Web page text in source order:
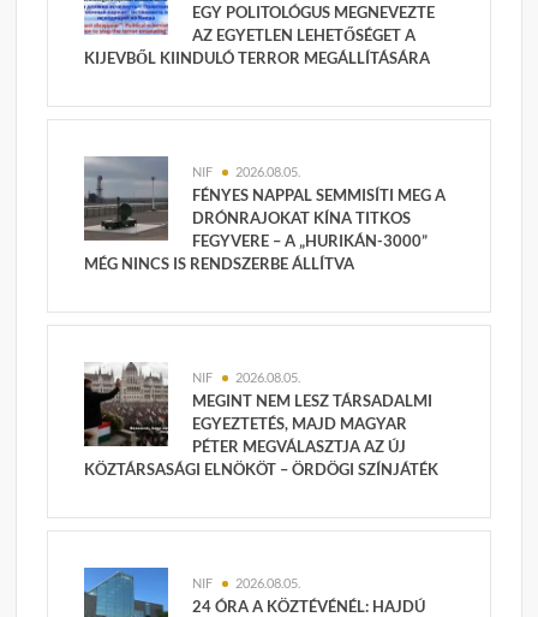
EGY POLITOLÓGUS MEGNEVEZTE
AZ EGYETLEN LEHETŐSÉGET A
KIJEVBŐL KIINDULÓ TERROR MEGÁLLÍTÁSÁRA
NIF 2026.08.05.
FÉNYES NAPPAL SEMMISÍTI MEG A
DRÓNRAJOKAT KÍNA TITKOS
FEGYVERE – A „HURIKÁN-3000”
MÉG NINCS IS RENDSZERBE ÁLLÍTVA
NIF 2026.08.05.
MEGINT NEM LESZ TÁRSADALMI
EGYEZTETÉS, MAJD MAGYAR
PÉTER MEGVÁLASZTJA AZ ÚJ
KÖZTÁRSASÁGI ELNÖKÖT – ÖRDÖGI SZÍNJÁTÉK
NIF 2026.08.05.
24 ÓRA A KÖZTÉVÉNÉL: HAJDÚ